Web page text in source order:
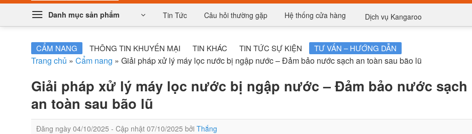
Danh mục sản phẩm Tin Tức Câu hỏi thường gặp Hệ thống cửa hàng Dịch vụ Kangaroo
CẨM NANG THÔNG TIN KHUYẾN MẠI TIN KHÁC TIN TỨC SỰ KIỆN TƯ VẤN – HƯỚNG DẪN
Trang chủ » Cẩm nang » Giải pháp xử lý máy lọc nước bị ngập nước – Đảm bảo nước sạch an toàn sau bão lũ
Giải pháp xử lý máy lọc nước bị ngập nước – Đảm bảo nước sạch
an toàn sau bão lũ
Đăng ngày 04/10/2025 - Cập nhật 07/10/2025 bởi Thắng